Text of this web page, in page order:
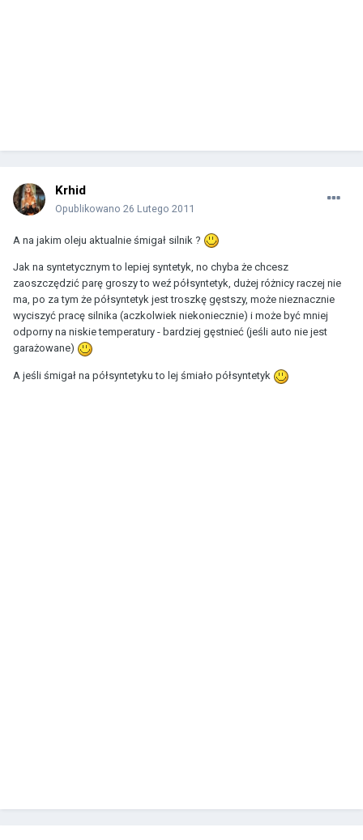
Krhid
Opublikowano 26 Lutego 2011
A na jakim oleju aktualnie śmigał silnik ?
Jak na syntetycznym to lepiej syntetyk, no chyba że chcesz
zaoszczędzić parę groszy to weź półsyntetyk, dużej różnicy raczej nie
ma, po za tym że półsyntetyk jest troszkę gęstszy, może nieznacznie
wyciszyć pracę silnika (aczkolwiek niekoniecznie) i może być mniej
odporny na niskie temperatury - bardziej gęstnieć (jeśli auto nie jest
garażowane)
A jeśli śmigał na półsyntetyku to lej śmiało półsyntetyk